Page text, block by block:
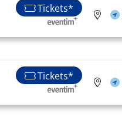
Tickets*
Tickets*